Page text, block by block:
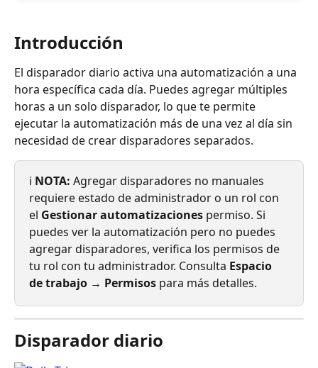
Introducción
El disparador diario activa una automatización a una
hora específica cada día. Puedes agregar múltiples
horas a un solo disparador, lo que te permite
ejecutar la automatización más de una vez al día sin
necesidad de crear disparadores separados.
ℹ️ NOTA: Agregar disparadores no manuales
requiere estado de administrador o un rol con
el Gestionar automatizaciones permiso. Si
puedes ver la automatización pero no puedes
agregar disparadores, verifica los permisos de
tu rol con tu administrador. Consulta Espacio
de trabajo → Permisos para más detalles.
Disparador diario